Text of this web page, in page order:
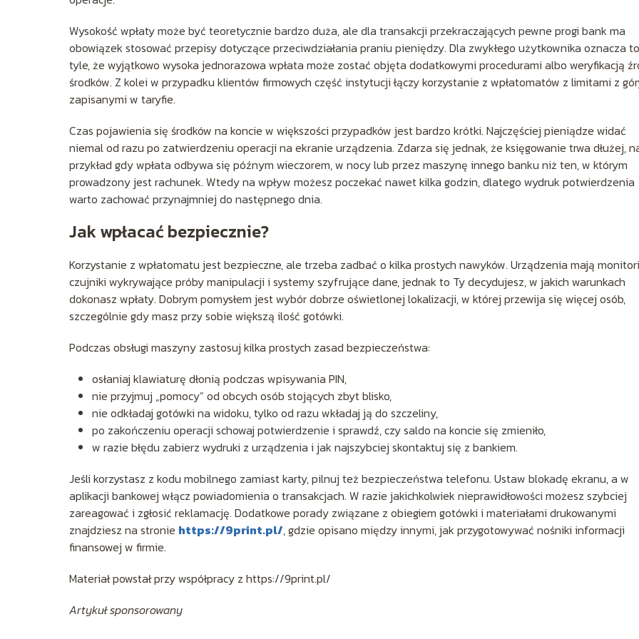
Wysokość wpłaty może być teoretycznie bardzo duża, ale dla transakcji przekraczających pewne progi bank ma
obowiązek stosować przepisy dotyczące przeciwdziałania praniu pieniędzy. Dla zwykłego użytkownika oznacza to
tyle, że wyjątkowo wysoka jednorazowa wpłata może zostać objęta dodatkowymi procedurami albo weryfikacją
środków. Z kolei w przypadku klientów firmowych część instytucji łączy korzystanie z wpłatomatów z limitami z
zapisanymi w taryfie.
Czas pojawienia się środków na koncie w większości przypadków jest bardzo krótki. Najczęściej pieniądze widać
niemal od razu po zatwierdzeniu operacji na ekranie urządzenia. Zdarza się jednak, że księgowanie trwa dłużej,
przykład gdy wpłata odbywa się późnym wieczorem, w nocy lub przez maszynę innego banku niż ten, w którym
prowadzony jest rachunek. Wtedy na wpływ możesz poczekać nawet kilka godzin, dlatego wydruk potwierdzenia
warto zachować przynajmniej do następnego dnia.
Jak wpłacać bezpiecznie?
Korzystanie z wpłatomatu jest bezpieczne, ale trzeba zadbać o kilka prostych nawyków. Urządzenia mają
czujniki wykrywające próby manipulacji i systemy szyfrujące dane, jednak to Ty decydujesz, w jakich warunkach
dokonasz wpłaty. Dobrym pomysłem jest wybór dobrze oświetlonej lokalizacji, w której przewija się więcej osób,
szczególnie gdy masz przy sobie większą ilość gotówki.
Podczas obsługi maszyny zastosuj kilka prostych zasad bezpieczeństwa:
osłaniaj klawiaturę dłonią podczas wpisywania PIN,
nie przyjmuj „pomocy” od obcych osób stojących zbyt blisko,
nie odkładaj gotówki na widoku, tylko od razu wkładaj ją do szczeliny,
po zakończeniu operacji schowaj potwierdzenie i sprawdź, czy saldo na koncie się zmieniło,
w razie błędu zabierz wydruki z urządzenia i jak najszybciej skontaktuj się z bankiem.
Jeśli korzystasz z kodu mobilnego zamiast karty, pilnuj też bezpieczeństwa telefonu. Ustaw blokadę ekranu, a w
aplikacji bankowej włącz powiadomienia o transakcjach. W razie jakichkolwiek nieprawidłowości możesz szybciej
zareagować i zgłosić reklamację. Dodatkowe porady związane z obiegiem gotówki i materiałami drukowanymi
znajdziesz na stronie https://9print.pl/, gdzie opisano między innymi, jak przygotowywać nośniki informacji
finansowej w firmie.
Materiał powstał przy współpracy z https://9print.pl/
Artykuł sponsorowany